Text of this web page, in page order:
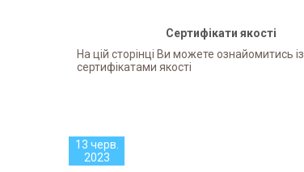
Сертифікати якості
На цій сторінці Ви можете ознайомитись із
сертифікатами якості
13 черв.
2023